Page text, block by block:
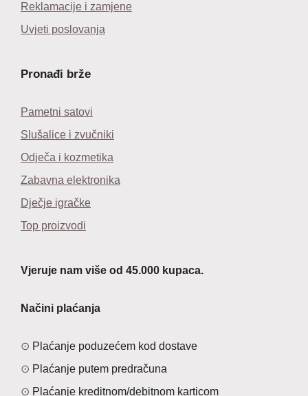
Reklamacije i zamjene
Uvjeti poslovanja
Pronađi brže
Pametni satovi
Slušalice i zvučniki
Odječa i kozmetika
Zabavna elektronika
Dječje igračke
Top proizvodi
Vjeruje nam više od 45.000 kupaca.
Načini plaćanja
Plaćanje poduzećem kod dostave
Plaćanje putem predračuna
Plaćanje kreditnom/debitnom karticom